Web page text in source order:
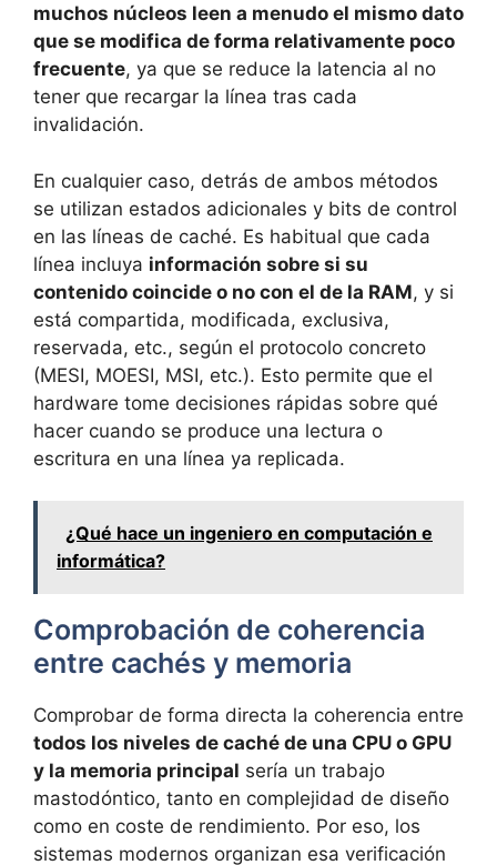
muchos núcleos leen a menudo el mismo dato
que se modifica de forma relativamente poco
frecuente, ya que se reduce la latencia al no
tener que recargar la línea tras cada
invalidación.
En cualquier caso, detrás de ambos métodos
se utilizan estados adicionales y bits de control
en las líneas de caché. Es habitual que cada
línea incluya información sobre si su
contenido coincide o no con el de la RAM, y si
está compartida, modificada, exclusiva,
reservada, etc., según el protocolo concreto
(MESI, MOESI, MSI, etc.). Esto permite que el
hardware tome decisiones rápidas sobre qué
hacer cuando se produce una lectura o
escritura en una línea ya replicada.
¿Qué hace un ingeniero en computación e
informática?
Comprobación de coherencia
entre cachés y memoria
Comprobar de forma directa la coherencia entre
todos los niveles de caché de una CPU o GPU
y la memoria principal sería un trabajo
mastodóntico, tanto en complejidad de diseño
como en coste de rendimiento. Por eso, los
sistemas modernos organizan esa verificación